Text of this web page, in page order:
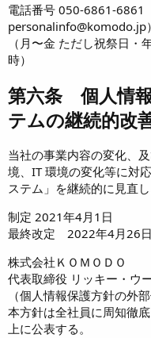
電話番号 050-6861-6861
personalinfo@komodo.jp）
（月〜金 ただし祝祭日
時）
第六条 個人情
テムの継続的改
当社の事業内容の変化、
境、IT 環境の変化等に対
ステム」を継続的に見直し
制定 2021年4月1日
最終改定 2022年4月26日
株式会社ＫＯＭＯＤＯ
代表取締役 リッキー・ウ
（個人情報保護方針の外部
本方針は全社員に周知徹
上に公表する。